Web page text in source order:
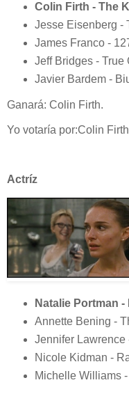
Colin Firth - The
Jesse Eisenberg -
James Franco -
Jeff Bridges - True
Javier Bardem -
Ganará: Colin Firth.
Yo votaría por:Colin
Actríz
Natalie Portman -
Annette Bening -
Jennifer Lawrence
Nicole Kidman -
Michelle Williams